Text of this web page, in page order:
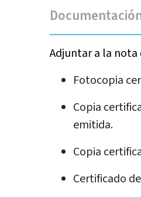
Adjuntar a la nota
Fotocopia
Copia
emitida.
Copia
Certificado